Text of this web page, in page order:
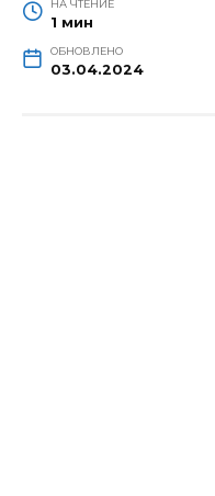
НА ЧТЕНИЕ
1 мин
ОБНОВЛЕНО
03.04.2024